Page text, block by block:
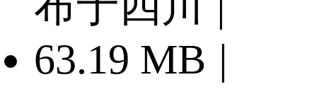
63.19 MB |